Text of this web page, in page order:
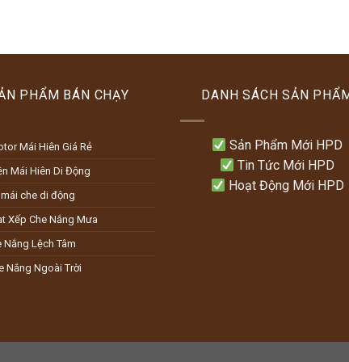
PHẨM BÁN CHẠY
Mái Hiên Giá Rẻ
Mái Hiên Di Động
che di động
Xếp Che Nắng Mưa
Nắng Lệch Tâm
Nắng Ngoài Trời
DANH SÁCH SẢN
Sản Phẩm Mới HPD
Tin Tức Mới HPD
Hoạt Động Mới HPD